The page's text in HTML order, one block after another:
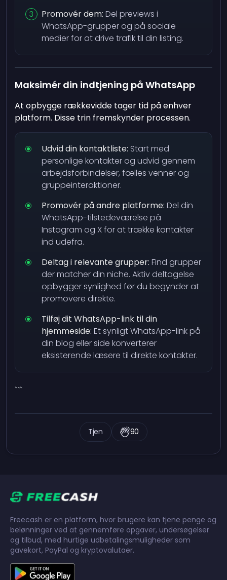
Promovér dem: Del previews i
WhatsApp-grupper og på sociale
medier for at drive trafik til din listing.
Maksimér din indtjening på WhatsApp
At opbygge rækkevidde tager tid på enhver
platform. Disse trin fremskynder processen.
Udvid din kontaktliste: Start med
personlige kontakter og udvid gennem
arbejdsforbindelser, fælles venner og
gruppeinteraktioner.
Promovér på andre platforme: Del din
WhatsApp-tilstedeværelse på
Instagram og X for at trække kontakter
ind udefra.
Deltag i relevante grupper: Find grupper
der matcher din niche. Aktiv deltagelse
opbygger synlighed før du begynder at
promovere direkte.
Tilføj dit WhatsApp-link til din
hjemmeside: Et synligt WhatsApp-link på
din blog eller side konverterer
eksisterende læsere til direkte kontakter.
```
Tjen 90
Freecash er en platform, hvor brugere kan tjene penge og
belønninger ved at gennemføre opgaver, undersøgelser
og tilbud, med hurtige udbetalingsmuligheder som
gavekort, PayPal og kryptovalutaer.